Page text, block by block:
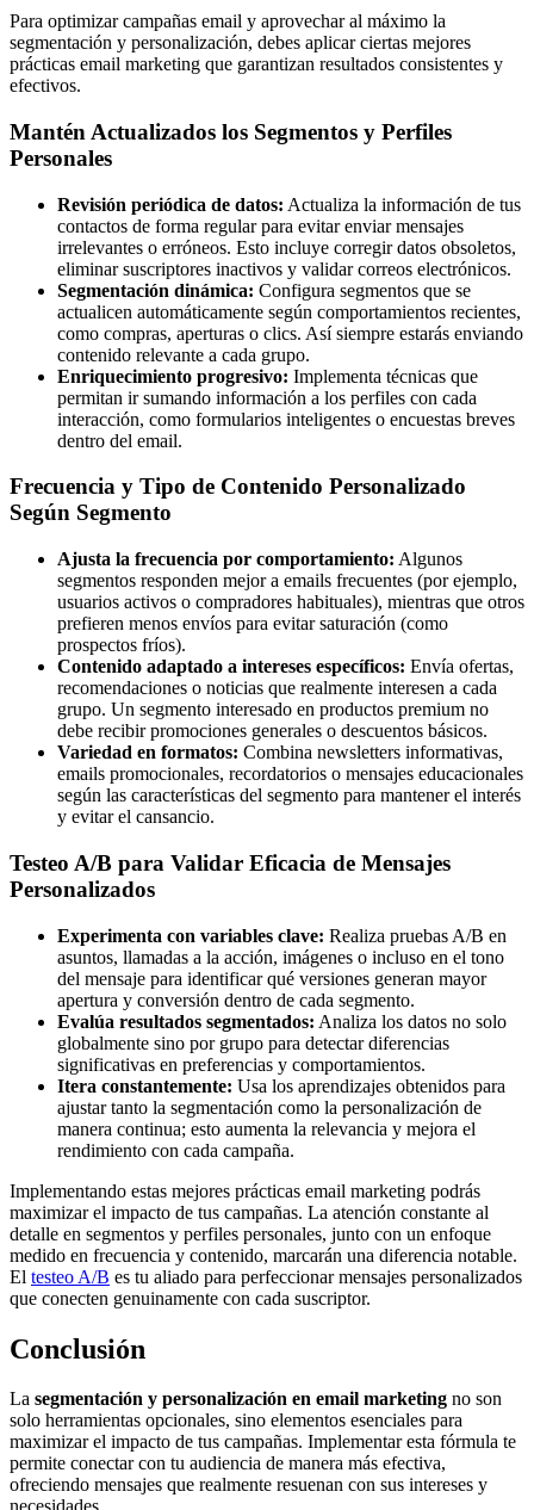
Para optimizar campañas email y aprovechar al máximo la
segmentación y personalización, debes aplicar ciertas mejores
prácticas email marketing que garantizan resultados consistentes y
efectivos.
Mantén Actualizados los Segmentos y Perfiles
Personales
Revisión periódica de datos: Actualiza la información de tus
contactos de forma regular para evitar enviar mensajes
irrelevantes o erróneos. Esto incluye corregir datos obsoletos,
eliminar suscriptores inactivos y validar correos electrónicos.
Segmentación dinámica: Configura segmentos que se
actualicen automáticamente según comportamientos recientes,
como compras, aperturas o clics. Así siempre estarás enviando
contenido relevante a cada grupo.
Enriquecimiento progresivo: Implementa técnicas que
permitan ir sumando información a los perfiles con cada
interacción, como formularios inteligentes o encuestas breves
dentro del email.
Frecuencia y Tipo de Contenido Personalizado
Según Segmento
Ajusta la frecuencia por comportamiento: Algunos
segmentos responden mejor a emails frecuentes (por ejemplo,
usuarios activos o compradores habituales), mientras que otros
prefieren menos envíos para evitar saturación (como
prospectos fríos).
Contenido adaptado a intereses específicos: Envía ofertas,
recomendaciones o noticias que realmente interesen a cada
grupo. Un segmento interesado en productos premium no
debe recibir promociones generales o descuentos básicos.
Variedad en formatos: Combina newsletters informativas,
emails promocionales, recordatorios o mensajes educacionales
según las características del segmento para mantener el interés
y evitar el cansancio.
Testeo A/B para Validar Eficacia de Mensajes
Personalizados
Experimenta con variables clave: Realiza pruebas A/B en
asuntos, llamadas a la acción, imágenes o incluso en el tono
del mensaje para identificar qué versiones generan mayor
apertura y conversión dentro de cada segmento.
Evalúa resultados segmentados: Analiza los datos no solo
globalmente sino por grupo para detectar diferencias
significativas en preferencias y comportamientos.
Itera constantemente: Usa los aprendizajes obtenidos para
ajustar tanto la segmentación como la personalización de
manera continua; esto aumenta la relevancia y mejora el
rendimiento con cada campaña.
Implementando estas mejores prácticas email marketing podrás
maximizar el impacto de tus campañas. La atención constante al
detalle en segmentos y perfiles personales, junto con un enfoque
medido en frecuencia y contenido, marcarán una diferencia notable.
El testeo A/B es tu aliado para perfeccionar mensajes personalizados
que conecten genuinamente con cada suscriptor.
Conclusión
La segmentación y personalización en email marketing no son
solo herramientas opcionales, sino elementos esenciales para
maximizar el impacto de tus campañas. Implementar esta fórmula te
permite conectar con tu audiencia de manera más efectiva,
ofreciendo mensajes que realmente resuenan con sus intereses y